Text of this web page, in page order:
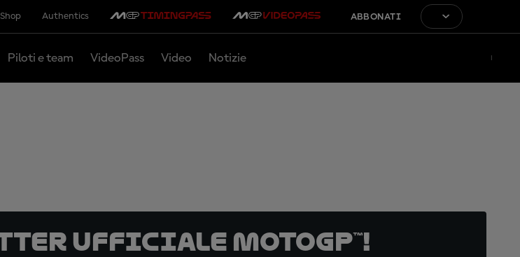
Shop Authentics ABBONATI
Piloti e team VideoPass Video Notizie
ufficiale MotoGP™!